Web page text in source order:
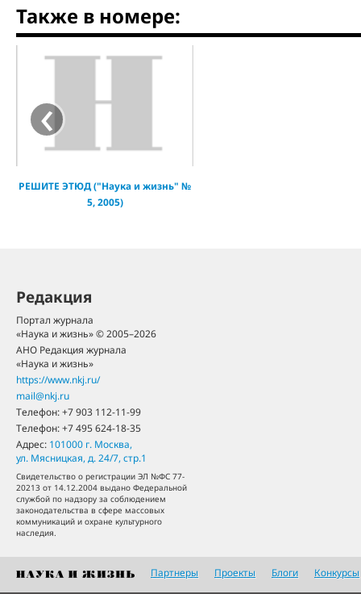
Также в номере:
РЕШИТЕ ЭТЮД ("Наука и жизнь" №
5, 2005)
‹
Редакция
Портал журнала
«Наука и жизнь» © 2005–2026
АНО Редакция журнала
«Наука и жизнь»
https://www.nkj.ru/
mail@nkj.ru
Телефон:+7 903 112-11-99
Телефон:+7 495 624-18-35
Адрес: 101000 г. Москва,
ул. Мясницкая, д. 24/7, стр.1
Свидетельство о регистрации ЭЛ №ФС 77-
20213 от 14.12.2004 выдано Федеральной
службой по надзору за соблюдением
законодательства в сфере массовых
коммуникаций и охране культурного
наследия.
Партнеры Проекты Блоги Конкурсы